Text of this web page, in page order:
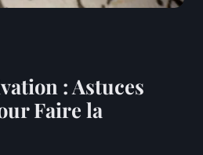
: Astuces
Faire la